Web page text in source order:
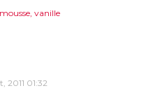
mousse vanille
2011 01:32